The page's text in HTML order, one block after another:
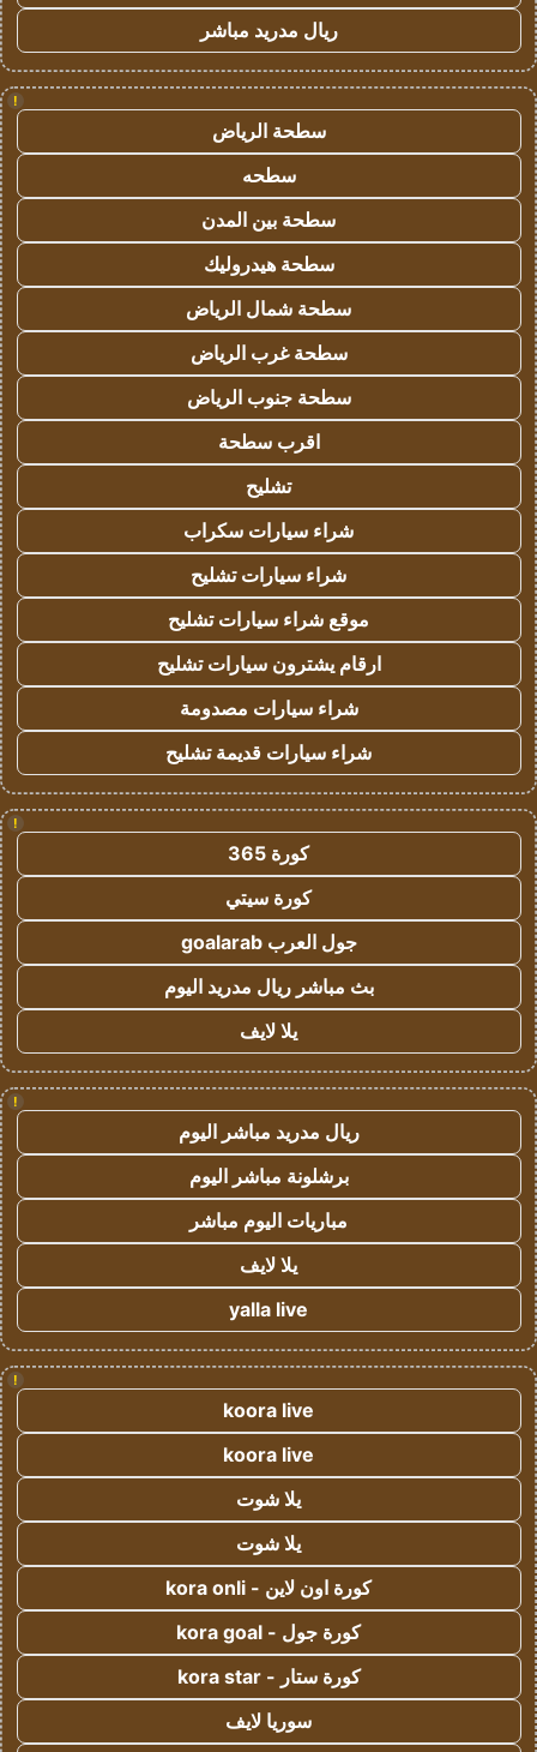
ريال مدريد مباشر
!
سطحة الرياض
سطحه
سطحة بين المدن
سطحة هيدروليك
سطحة شمال الرياض
سطحة غرب الرياض
سطحة جنوب الرياض
اقرب سطحة
تشليح
شراء سيارات سكراب
شراء سيارات تشليح
موقع شراء سيارات تشليح
ارقام يشترون سيارات تشليح
شراء سيارات مصدومة
شراء سيارات قديمة تشليح
!
كورة 365
كورة سيتي
جول العرب goalarab
بث مباشر ريال مدريد اليوم
يلا لايف
!
ريال مدريد مباشر اليوم
برشلونة مباشر اليوم
مباريات اليوم مباشر
يلا لايف
yalla live
!
koora live
koora live
يلا شوت
يلا شوت
كورة اون لاين - kora onli
كورة جول - kora goal
كورة ستار - kora star
سوريا لايف